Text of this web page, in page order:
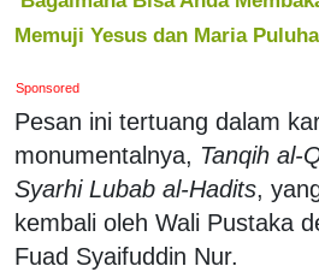
Memuji Yesus dan Maria
Sponsored
Pesan ini tertuang dalam
monumentalnya, Tanqih al-
Syarhi Lubab al-Hadits,
kembali oleh Wali Pustaka
Fuad Syaifuddin Nur.